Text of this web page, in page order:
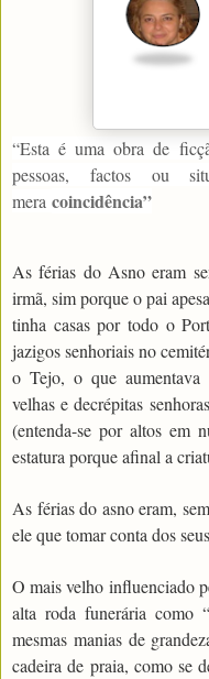
“Esta é uma obra de
pessoas, factos ou
mera coincidência”
As férias do Asno eram
irmã, sim porque o pai
tinha casas por todo o
jazigos senhoriais no
o Tejo, o que
velhas e decrépitas
(entenda-se por altos em
estatura porque afinal a
As férias do asno eram,
ele que tomar conta dos
O mais velho influenciado
alta roda funerária como
mesmas manias de
cadeira de praia, como se